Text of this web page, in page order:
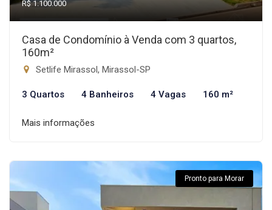
R$ 1.100.000
Casa de Condomínio à Venda com 3 quartos,
160m²
Setlife Mirassol, Mirassol-SP
3 Quartos 4 Banheiros 4 Vagas 160 m²
Mais informações
Pronto para Morar